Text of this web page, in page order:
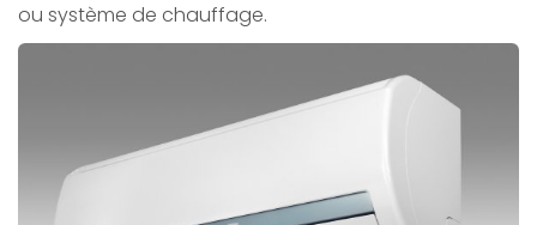
ou système de chauffage.